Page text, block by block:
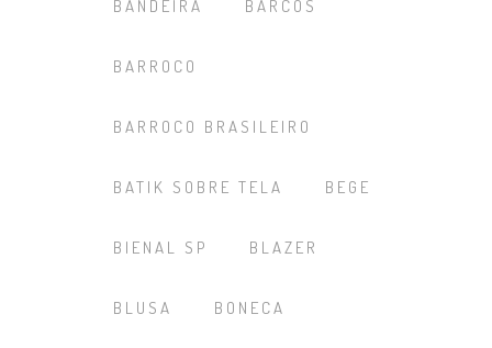
BANDEIRA BARCOS
BARROCO
BARROCO BRASILEIRO
BATIK SOBRE TELA BEGE
BIENAL SP BLAZER
BLUSA BONECA